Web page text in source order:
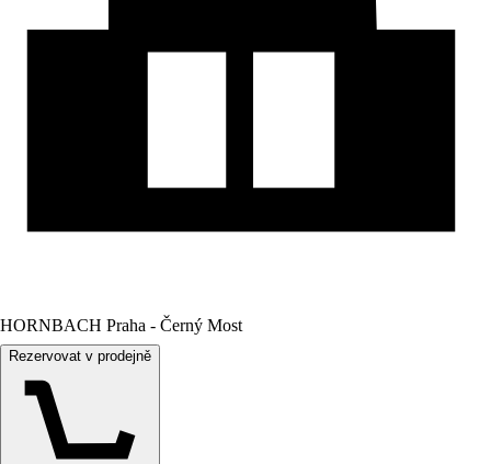
HORNBACH Praha - Černý Most
Rezervovat v prodejně